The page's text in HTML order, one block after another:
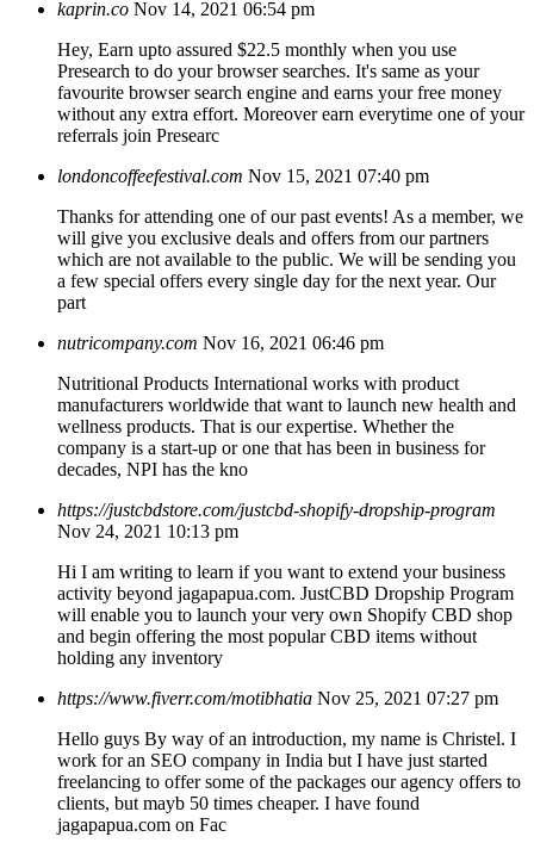
kaprin.co Nov 14, 2021 06:54 pm
Hey, Earn upto assured $22.5 monthly when you use
Presearch to do your browser searches. It's same as your
favourite browser search engine and earns your free money
without any extra effort. Moreover earn everytime one of your
referrals join Presearc
londoncoffeefestival.com Nov 15, 2021 07:40 pm
Thanks for attending one of our past events! As a member, we
will give you exclusive deals and offers from our partners
which are not available to the public. We will be sending you
a few special offers every single day for the next year. Our
part
nutricompany.com Nov 16, 2021 06:46 pm
Nutritional Products International works with product
manufacturers worldwide that want to launch new health and
wellness products. That is our expertise. Whether the
company is a start-up or one that has been in business for
decades, NPI has the kno
https://justcbdstore.com/justcbd-shopify-dropship-program
Nov 24, 2021 10:13 pm
Hi I am writing to learn if you want to extend your business
activity beyond jagapapua.com. JustCBD Dropship Program
will enable you to launch your very own Shopify CBD shop
and begin offering the most popular CBD items without
holding any inventory
https://www.fiverr.com/motibhatia Nov 25, 2021 07:27 pm
Hello guys By way of an introduction, my name is Christel. I
work for an SEO company in India but I have just started
freelancing to offer some of the packages our agency offers to
clients, but mayb 50 times cheaper. I have found
jagapapua.com on Fac